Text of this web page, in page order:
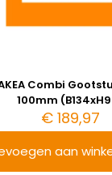
Combi
100mm
€189,97
aan